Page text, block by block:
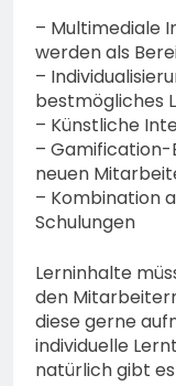
– Multimediale
werden als
–
bestmögliches
– Künstliche
–
neuen
– Kombination
Schulungen
Lerninhalte
den
diese gerne
individuelle
natürlich gibt